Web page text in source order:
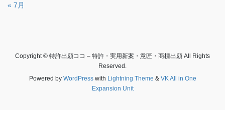
« 7月
Copyright © 特許出願ココ – 特許・実用新案・意匠・商標出願 All Rights
Reserved.
Powered by WordPresswith Lightning Theme & VK All in One
Expansion Unit